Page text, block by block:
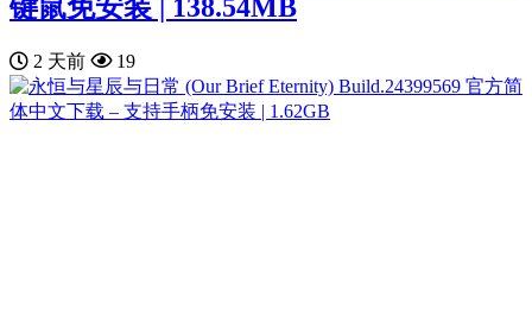
键鼠免安装 | 138.54MB
2 天前 19